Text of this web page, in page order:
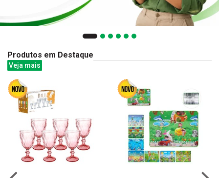
Produtos em Destaque
Veja mais